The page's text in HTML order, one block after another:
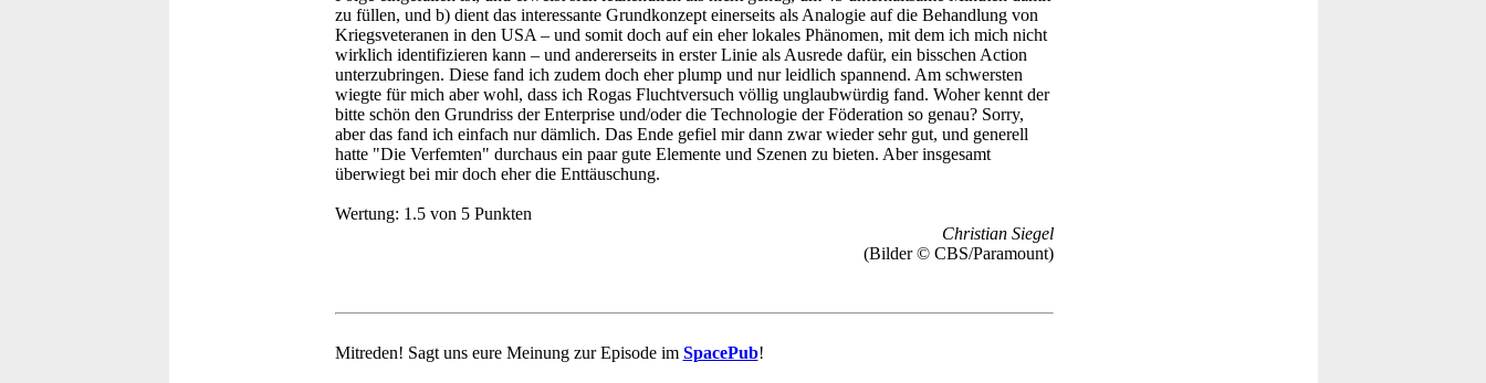
zu füllen, und b) dient das interessante Grundkonzept einerseits als Analogie auf die Behandlung von
Kriegsveteranen in den USA – und somit doch auf ein eher lokales Phänomen, mit dem ich mich nicht
wirklich identifizieren kann – und andererseits in erster Linie als Ausrede dafür, ein bisschen Action
unterzubringen. Diese fand ich zudem doch eher plump und nur leidlich spannend. Am schwersten
wiegte für mich aber wohl, dass ich Rogas Fluchtversuch völlig unglaubwürdig fand. Woher kennt der
bitte schön den Grundriss der Enterprise und/oder die Technologie der Föderation so genau? Sorry,
aber das fand ich einfach nur dämlich. Das Ende gefiel mir dann zwar wieder sehr gut, und generell
hatte "Die Verfemten" durchaus ein paar gute Elemente und Szenen zu bieten. Aber insgesamt
überwiegt bei mir doch eher die Enttäuschung.
Wertung: 1.5 von 5 Punkten
Christian Siegel
(Bilder © CBS/Paramount)
Mitreden! Sagt uns eure Meinung zur Episode im SpacePub!